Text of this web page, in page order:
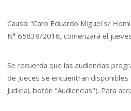
Causa: “Caro Eduardo Miguel s/
N° 65838/2016, comenzará el
Se recuerda que las audiencias
de Jueces se encuentran
Judicial, botón "Audiencias"). Para